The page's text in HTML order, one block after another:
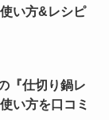
い方&レシピ
『仕切り鍋レ
い方を口コミ